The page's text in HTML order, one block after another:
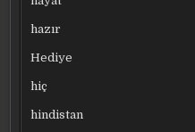
hazır
Hediye
hiç
hindistan